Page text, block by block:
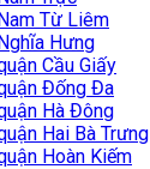
Từ Liêm
Hưng
Cầu Giấy
Đống Đa
Hà Đông
Hai Bà Trưng
Hoàn Kiếm